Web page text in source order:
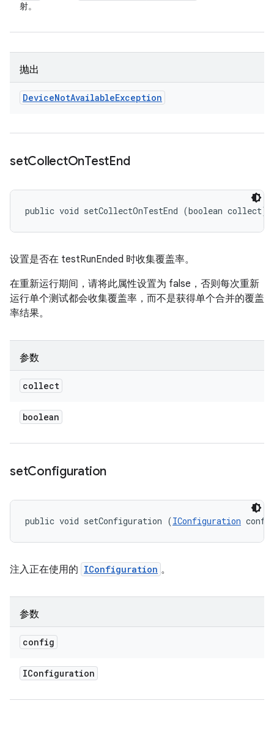
射。
抛出
DeviceNotAvailableException
setCollectOnTestEnd
public void setCollectOnTestEnd (boolean collect)
设置是否在 testRunEnded 时收集覆盖率。
在重新运行期间，请将此属性设置为 false，否则每次重新
运行单个测试都会收集覆盖率，而不是获得单个合并的覆盖
率结果。
参数
collect
boolean
setConfiguration
public void setConfiguration (IConfiguration
注入正在使用的 IConfiguration 。
参数
config
IConfiguration